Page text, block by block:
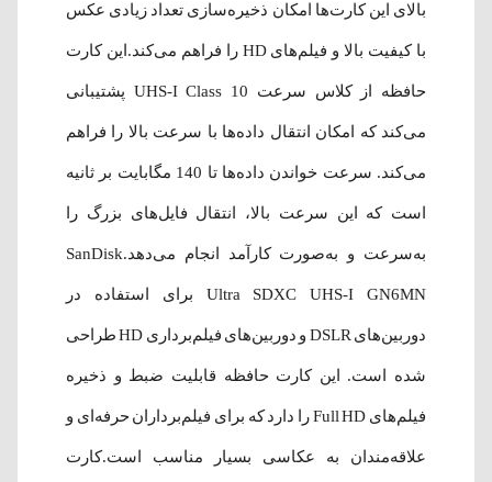
بالای این کارت‌ها امکان ذخیره‌سازی تعداد زیادی عکس
با کیفیت بالا و فیلم‌های HD را فراهم می‌کند.این کارت
حافظه از کلاس سرعت UHS-I Class 10 پشتیبانی
می‌کند که امکان انتقال داده‌ها با سرعت بالا را فراهم
می‌کند. سرعت خواندن داده‌ها تا 140 مگابایت بر ثانیه
است که این سرعت بالا، انتقال فایل‌های بزرگ را
به‌سرعت و به‌صورت کارآمد انجام می‌دهد.SanDisk
Ultra SDXC UHS-I GN6MN برای استفاده در
دوربین‌های DSLR و دوربین‌های فیلم‌برداری HD طراحی
شده است. این کارت حافظه قابلیت ضبط و ذخیره
فیلم‌های Full HD را دارد که برای فیلم‌برداران حرفه‌ای و
علاقه‌مندان به عکاسی بسیار مناسب است.کارت